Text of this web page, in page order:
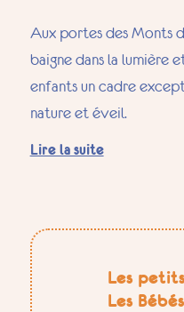
Aux portes des Monts
baigne dans la lumière
enfants un cadre
nature et éveil.
Lire la suite
Les
Les